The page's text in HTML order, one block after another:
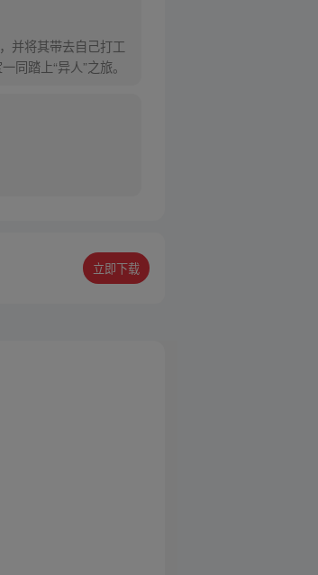
并将其带去自己打工
踏上“异人”之旅。
立即下载